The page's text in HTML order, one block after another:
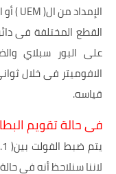
القطع المختلفة فى
على البور سبلاي
الافوميتر فى خلال
قياسه.
فى حالة تقويم
لاننا سنلاحظ أنه فى